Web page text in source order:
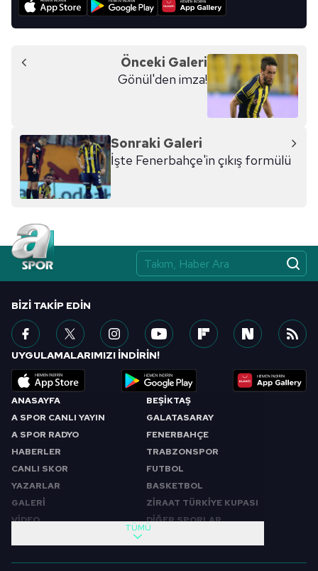
Önceki Galeri
Gönül'den imza!
Sonraki Galeri
İşte Fenerbahçe'in çıkış formülü
ANASAYFA
A SPOR CANLI YAYIN
A SPOR RADYO
HABERLER
CANLI SKOR
YAZARLAR
GALERİ
VİDEO
BEŞİKTAŞ
GALATASARAY
FENERBAHÇE
TRABZONSPOR
FUTBOL
BASKETBOL
ZİRAAT TÜRKİYE KUPASI
DİĞER SPORLAR
TÜMÜ
BIZI TAKIP EDIN
UYGULAMALARIMIZI İNDİRİN!